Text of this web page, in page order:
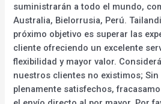
suministrarán a todo el mundo,
Australia, Bielorrusia, Perú.
próximo objetivo es superar las
cliente ofreciendo un excelente
flexibilidad y mayor valor.
nuestros clientes no existimos;
plenamente satisfechos,